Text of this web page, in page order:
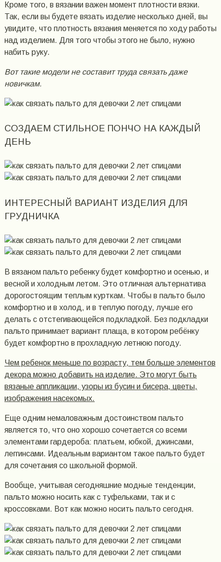
Кроме того, в вязании важен момент плотности вязки.
Так, если вы будете вязать изделие несколько дней, вы
увидите, что плотность вязания меняется по ходу работы
над изделием. Для того чтобы этого не было, нужно
набить руку.
Вот такие модели не составит труда связать даже
новичкам.
СОЗДАЕМ СТИЛЬНОЕ ПОНЧО НА КАЖДЫЙ
ДЕНЬ
ИНТЕРЕСНЫЙ ВАРИАНТ ИЗДЕЛИЯ ДЛЯ
ГРУДНИЧКА
В вязаном пальто ребенку будет комфортно и осенью, и
весной и холодным летом. Это отличная альтернатива
дорогостоящим теплым курткам. Чтобы в пальто было
комфортно и в холод, и в теплую погоду, лучше его
делать с отстегивающейся подкладкой. Без подкладки
пальто принимает вариант плаща, в котором ребёнку
будет комфортно в прохладную летнюю погоду.
Чем ребенок меньше по возрасту, тем больше элементов
декора можно добавить на изделие. Это могут быть
вязаные аппликации, узоры из бусин и бисера, цветы,
изображения насекомых.
Еще одним немаловажным достоинством пальто
является то, что оно хорошо сочетается со всеми
элементами гардероба: платьем, юбкой, джинсами,
леггинсами. Идеальным вариантом такое пальто будет
для сочетания со школьной формой.
Вообще, учитывая сегодняшние модные тенденции,
пальто можно носить как с туфельками, так и с
кроссовками. Вот как можно носить пальто сегодня.